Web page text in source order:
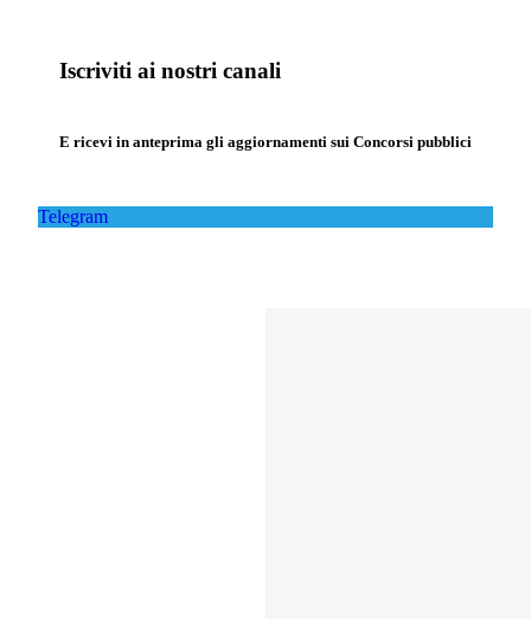
Iscriviti ai nostri canali
E ricevi in anteprima gli aggiornamenti sui Concorsi pubblici
Telegram